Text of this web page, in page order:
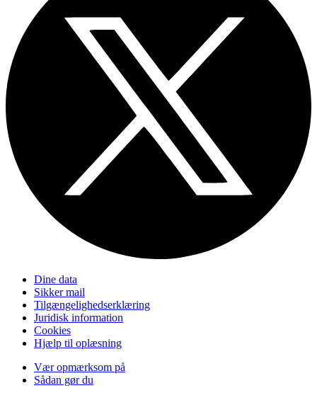
Dine data
Sikker mail
Tilgængelighedserklæring
Juridisk information
Cookies
Hjælp til oplæsning
Vær opmærksom på
Sådan gør du